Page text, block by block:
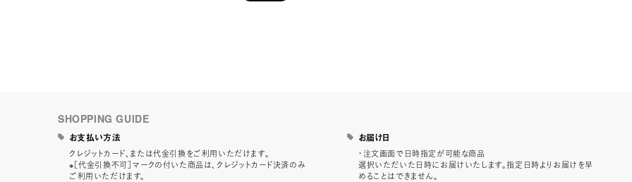
SHOPPING GUIDE
お支払い方法
クレジットカード、または代金引換をご利用いただけます。
※［代金引換不可］マークの付いた商品は、クレジットカード決済のみ
ご利用いただけます。
お届け日
・注文画面で日時指定が可能な商品
選択いただいた日時にお届けいたします。指定日時よりお届けを早
めることはできません。